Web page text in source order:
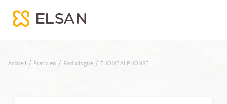
THOME ALPHONSE
Accueil / Praticien / Radiologue / THOME ALPHONSE